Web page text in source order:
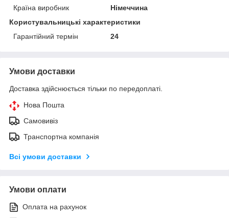
Країна виробник
Німеччина
Користувальницькі характеристики
Гарантійний термін
24
Умови доставки
Доставка здійснюється тільки по передоплаті.
Нова Пошта
Самовивіз
Транспортна компанія
Всі умови доставки
Умови оплати
Оплата на рахунок